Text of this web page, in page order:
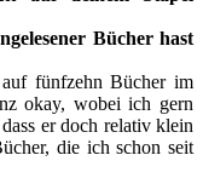
Bücher hast
fünfzehn Bücher im
okay, wobei ich gern
er doch relativ klein
die ich schon seit